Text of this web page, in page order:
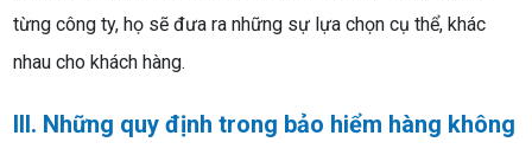
từng công ty, họ sẽ đưa ra những sự lựa chọn cụ thể, khác
nhau cho khách hàng.
III. Những quy định trong bảo hiểm hàng không